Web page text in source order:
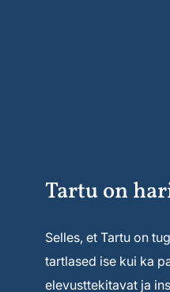
Tartu on
Selles, et Tartu on
tartlased ise kui ka
elevusttekitavat ja